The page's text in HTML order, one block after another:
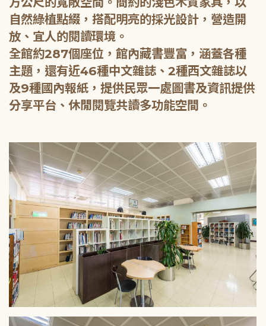
自然綠植點綴，搭配明亮的採光設計，營造開
放、宜人的閱讀環境。
全館約287個座位，館內藏書豐富，涵蓋各種
主題，還有近46種中文雜誌、2種西文雜誌以
及9種國內報紙，提供民眾一處圖書及資訊提供